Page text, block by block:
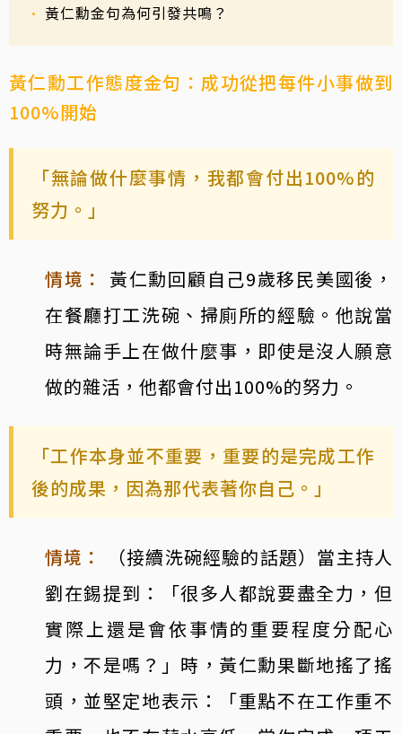
黃仁勳金句為何引發共鳴？
黃仁勳工作態度金句：成功從把每件小事做到
100%開始
「無論做什麼事情，我都會付出100%的
努力。」
情境：
黃仁勳回顧自己9歲移民美國後，
在餐廳打工洗碗、掃廁所的經驗。他說當
時無論手上在做什麼事，即使是沒人願意
做的雜活，他都會付出100%的努力。
「工作本身並不重要，重要的是完成工作
後的成果，因為那代表著你自己。」
情境：
（接續洗碗經驗的話題）當主持人
劉在錫提到：「很多人都說要盡全力，但
實際上還是會依事情的重要程度分配心
力，不是嗎？」時，黃仁勳果斷地搖了搖
頭，並堅定地表示：「重點不在工作重不